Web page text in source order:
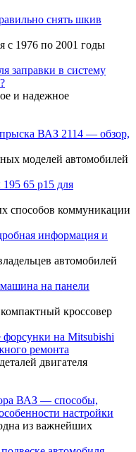
снять шкив
с 1976 по 2001 годы
заправки в систему
и надежное
ВАЗ 2114 — обзор,
моделей автомобилей
65 р15 для
способов коммуникации
информация и
автомобилей
на панели
кроссовер
на Mitsubishi
ремонта
двигателя
ВАЗ — способы,
настройки
из важнейших